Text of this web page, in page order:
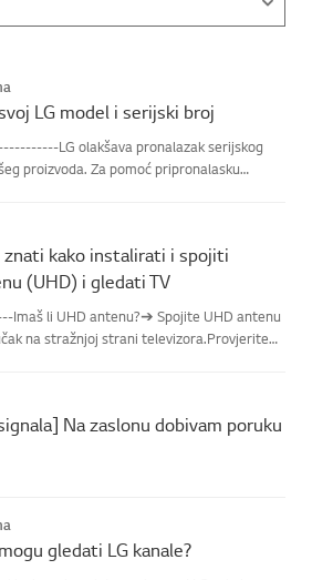
LG model i serijski broj
LG olakšava pronalazak serijskog
proizvoda. Za pomoć pripronalasku
znati kako instalirati i spojiti
(UHD) i gledati TV
Imaš li UHD antenu?➔ Spojite UHD antenu
na stražnjoj strani televizora.Provjerite
Na zaslonu dobivam poruku
gledati LG kanale?